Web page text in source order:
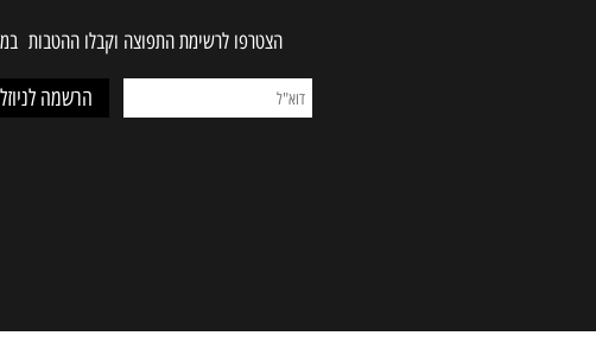
Newsletter
הצטרפו לרשימת התפוצה וקבלו ההטבות במייל